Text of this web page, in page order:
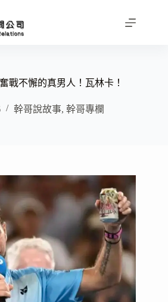
戰不懈的真男人！瓦林卡！
幹哥說故事,幹哥專欄